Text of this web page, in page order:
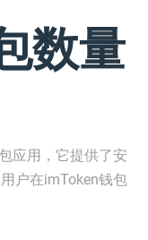
数量
应用，它提供了安
户在imToken钱包